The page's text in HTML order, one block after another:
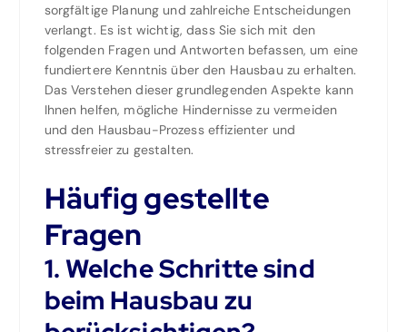
sorgfältige Planung und zahlreiche Entscheidungen
verlangt. Es ist wichtig, dass Sie sich mit den
folgenden Fragen und Antworten befassen, um eine
fundiertere Kenntnis über den Hausbau zu erhalten.
Das Verstehen dieser grundlegenden Aspekte kann
Ihnen helfen, mögliche Hindernisse zu vermeiden
und den Hausbau-Prozess effizienter und
stressfreier zu gestalten.
Häufig gestellte
Fragen
1. Welche Schritte sind
beim Hausbau zu